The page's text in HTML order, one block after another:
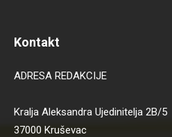
Kontakt
ADRESA REDAKCIJE
Kralja Aleksandra Ujedinitelja 2B/5
37000 Kruševac